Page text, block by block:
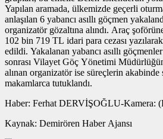
Yapılan aramada, ülkemizde geçerli
anlaşılan 6 yabancı asıllı göçmen
organizatör gözaltına alındı. Araç
102 bin 719 TL idari para cezası
edildi. Yakalanan yabancı asıllı
sonrası Vilayet Göç Yönetimi
alınan organizatör ise süreçlerin
makamlarca tutuklandı.
Haber: Ferhat DERVİŞOĞLU-Kamera:
Kaynak: Demirören Haber Ajansı